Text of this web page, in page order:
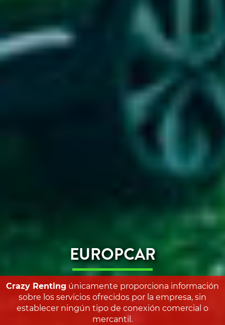
EUROPCAR
Crazy Renting únicamente proporciona información
sobre los servicios ofrecidos por la empresa, sin
establecer ningún tipo de conexión comercial o
mercantil.